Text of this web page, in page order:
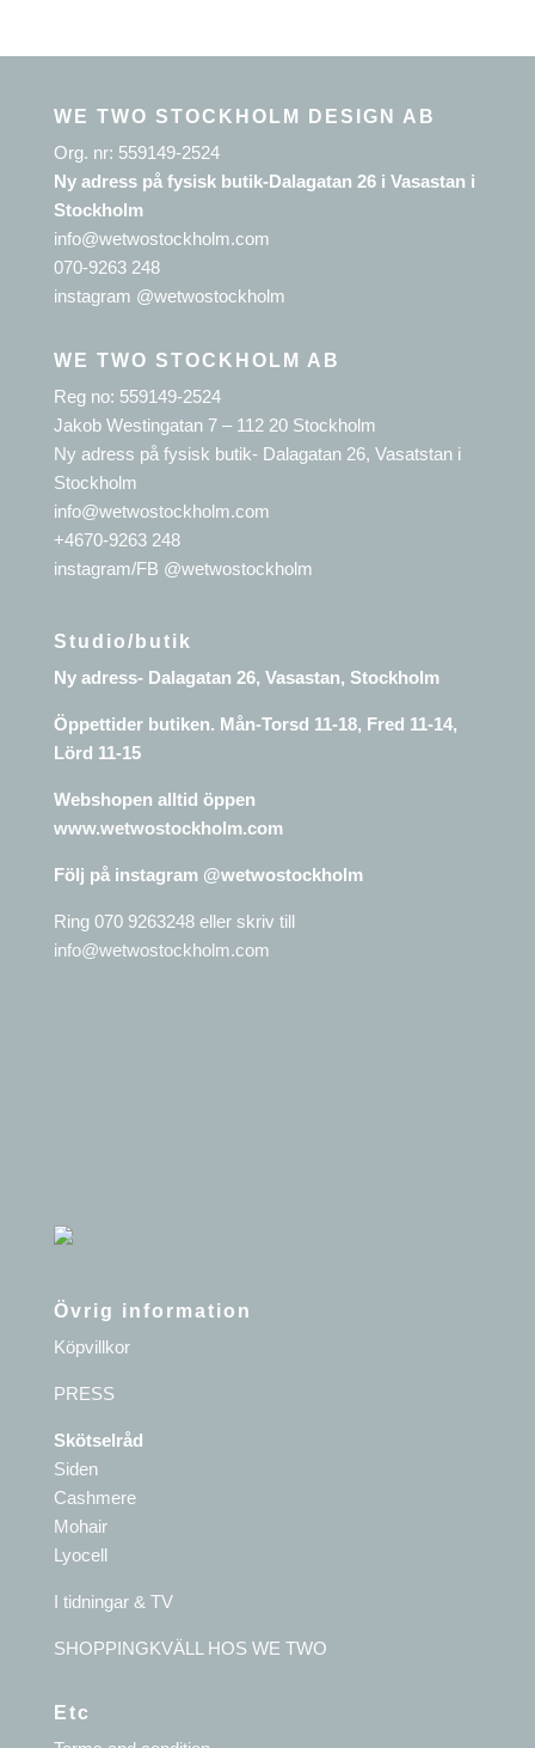
WE TWO STOCKHOLM DESIGN AB
Org. nr: 559149-2524
Ny adress på fysisk butik-Dalagatan 26 i Vasastan i
Stockholm
info@wetwostockholm.com
070-9263 248
instagram @wetwostockholm
WE TWO STOCKHOLM AB
Reg no: 559149-2524
Jakob Westingatan 7 – 112 20 Stockholm
Ny adress på fysisk butik- Dalagatan 26, Vasatstan i
Stockholm
info@wetwostockholm.com
+4670-9263 248
instagram/FB @wetwostockholm
Studio/butik
Ny adress- Dalagatan 26, Vasastan, Stockholm
Öppettider butiken. Mån-Torsd 11-18, Fred 11-14,
Lörd 11-15
Webshopen alltid öppen
www.wetwostockholm.com
Följ på instagram @wetwostockholm
Ring 070 9263248 eller skriv till
info@wetwostockholm.com
Övrig information
Köpvillkor
PRESS
Skötselråd
Siden
Cashmere
Mohair
Lyocell
I tidningar & TV
SHOPPINGKVÄLL HOS WE TWO
Etc